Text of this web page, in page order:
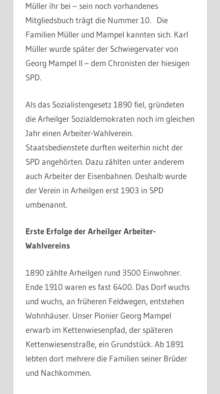
Müller ihr bei – sein noch vorhandenes
Mitgliedsbuch trägt die Nummer 10. Die
Familien Müller und Mampel kannten sich. Karl
Müller wurde später der Schwiegervater von
Georg Mampel II – dem Chronisten der hiesigen
SPD.
Als das Sozialistengesetz 1890 fiel, gründeten
die Arheilger Sozialdemokraten noch im gleichen
Jahr einen Arbeiter-Wahlverein.
Staatsbedienstete durften weiterhin nicht der
SPD angehörten. Dazu zählten unter anderem
auch Arbeiter der Eisenbahnen. Deshalb wurde
der Verein in Arheilgen erst 1903 in SPD
umbenannt.
Erste Erfolge der Arheilger Arbeiter-
Wahlvereins
1890 zählte Arheilgen rund 3500 Einwohner.
Ende 1910 waren es fast 6400. Das Dorf wuchs
und wuchs, an früheren Feldwegen, entstehen
Wohnhäuser. Unser Pionier Georg Mampel
erwarb im Kettenwiesenpfad, der späteren
Kettenwiesenstraße, ein Grundstück. Ab 1891
lebten dort mehrere die Familien seiner Brüder
und Nachkommen.